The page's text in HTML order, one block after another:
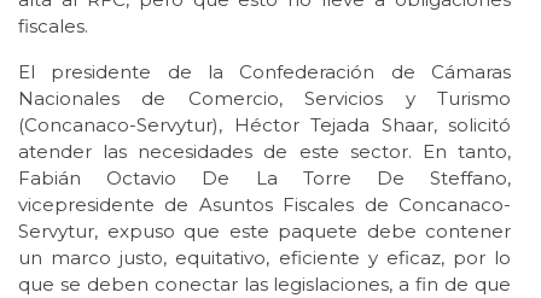
fiscales.
El presidente de la Confederación de Cámaras
Nacionales de Comercio, Servicios y Turismo
(Concanaco-Servytur), Héctor Tejada Shaar, solicitó
atender las necesidades de este sector. En tanto,
Fabián Octavio De La Torre De Steffano,
vicepresidente de Asuntos Fiscales de Concanaco-
Servytur, expuso que este paquete debe contener
un marco justo, equitativo, eficiente y eficaz, por lo
que se deben conectar las legislaciones, a fin de que